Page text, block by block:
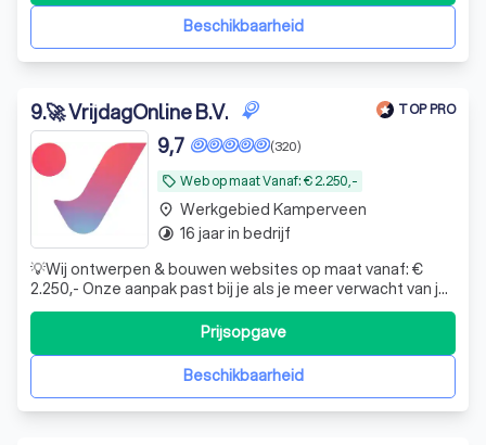
Beschikbaarheid
9.🚀 VrijdagOnline B.V. TOP PRO
local_offer Web op maat Vanaf: € 2.250,-
(320)
9,7
💡Wij ontwerpen & bouwen websites op maat vanaf: €
2.250,- Onze aanpak past bij je als je meer verwacht van je
website dan alleen een mooi jasje. Je wilt een platform
dat werkt voor je bedrijf.💡
Beschikbaarheid
Prijsopgave
place Werkgebied Kamperveen
timelapse 16 jaar in bedrijf